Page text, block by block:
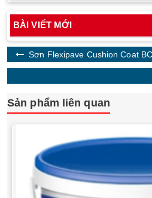
BÀI VIẾT MỚI
Sơn Flexipave Cushion Coat BC
Sản phẩm liên quan